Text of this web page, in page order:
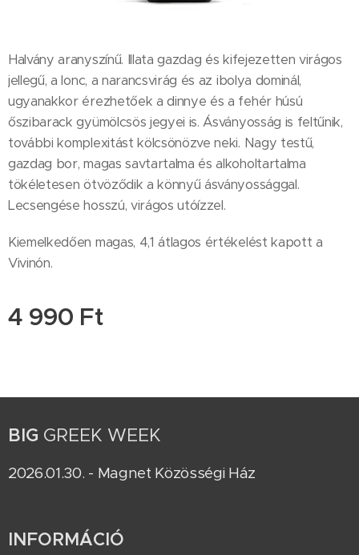
Halvány aranyszínű. Illata gazdag és kifejezetten virágos
jellegű, a lonc, a narancsvirág és az ibolya dominál,
ugyanakkor érezhetőek a dinnye és a fehér húsú
őszibarack gyümölcsös jegyei is. Ásványosság is feltűnik,
további komplexitást kölcsönözve neki. Nagy testű,
gazdag bor, magas savtartalma és alkoholtartalma
tökéletesen ötvöződik a könnyű ásványossággal.
Lecsengése hosszú, virágos utóízzel.
Kiemelkedően magas, 4,1 átlagos értékelést kapott a
Vivinón.
4 990 Ft
BIG GREEK WEEK
2026.01.30. - Magnet Közösségi Ház
INFORMÁCIÓ